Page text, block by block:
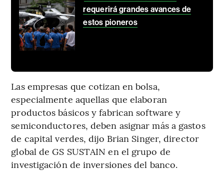
requerirá grandes avances de
estos pioneros
Las empresas que cotizan en bolsa,
especialmente aquellas que elaboran
productos básicos y fabrican software y
semiconductores, deben asignar más a gastos
de capital verdes, dijo Brian Singer, director
global de GS SUSTAIN en el grupo de
investigación de inversiones del banco.